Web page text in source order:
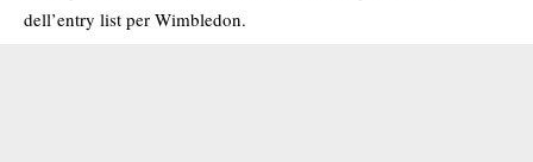
dell’entry list per Wimbledon.